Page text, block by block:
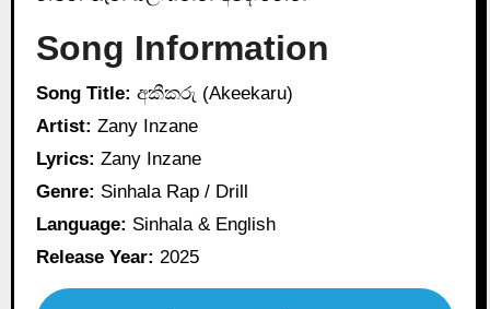
Song Information
Song Title: අකීකරු (Akeekaru)
Artist: Zany Inzane
Lyrics: Zany Inzane
Genre: Sinhala Rap / Drill
Language: Sinhala & English
Release Year: 2025